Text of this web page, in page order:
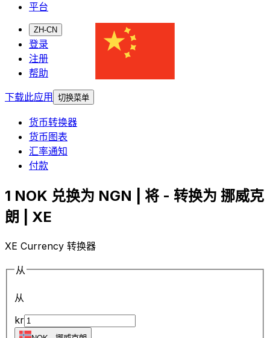
平台
ZH-CN
登录
注册
帮助
下载此应用
切换菜单
货币转换器
货币图表
汇率通知
付款
1 NOK 兑换为 NGN | 将 - 转换为 挪威克
朗 | XE
XE Currency 转换器
从
从
kr